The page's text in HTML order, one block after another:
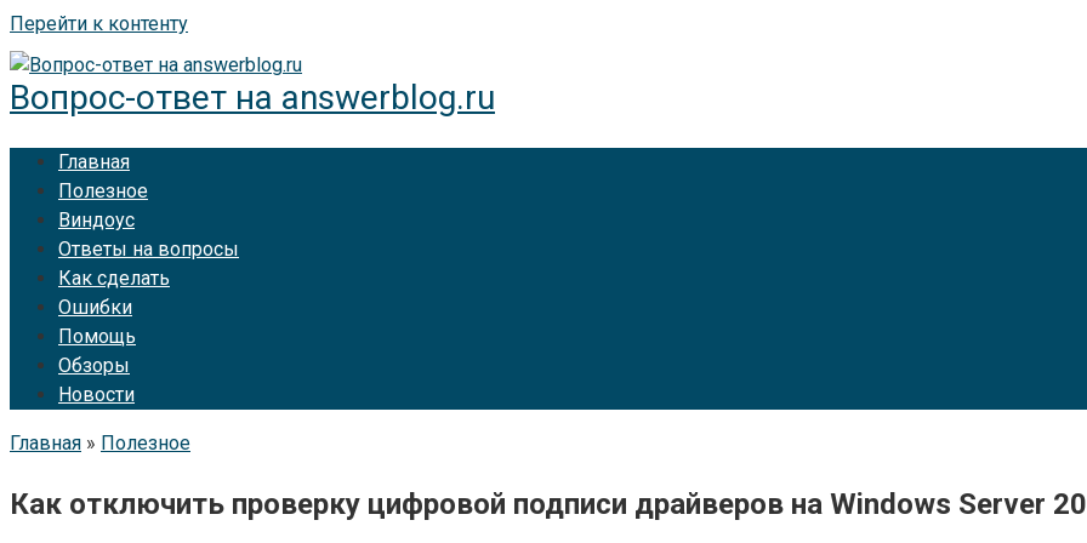
Перейти к контенту
Вопрос-ответ на answerblog.ru
Главная
Полезное
Виндоус
Ответы на вопросы
Как сделать
Ошибки
Помощь
Обзоры
Новости
Главная » Полезное
Как отключить проверку цифровой подписи драйверов на Windows Server